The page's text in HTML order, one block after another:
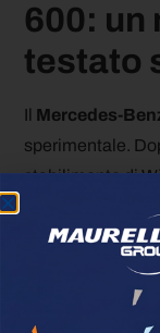
600: un
testato
Il Mercedes-
sperimentale.
stabilimento di
2024, il modello
condizioni reali,
Nel corso di tour